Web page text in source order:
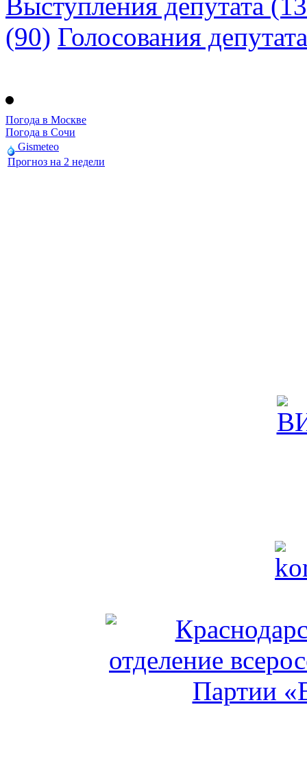
Выступления депутата
(90) Голосования депутата
Погода в Москве
Погода в Сочи
Gismeteo
Прогноз на 2 недели